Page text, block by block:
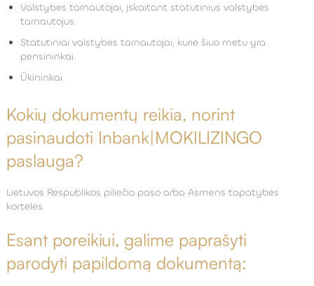
Valstybės tarnautojai, įskaitant statutinius valstybės
tarnautojus.
Statutiniai valstybės tarnautojai, kurie šiuo metu yra
pensininkai.
Ūkininkai.
Kokių dokumentų reikia, norint
pasinaudoti Inbank|MOKILIZINGO
paslauga?
Lietuvos Respublikos piliečio paso arba Asmens tapatybės
kortelės.
Esant poreikiui, galime paprašyti
parodyti papildomą dokumentą: